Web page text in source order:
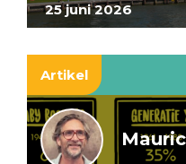
25 juni 2026
Artikel